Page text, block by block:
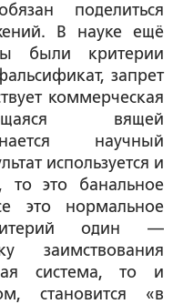
поделиться
В науке ещё
были критерии
запрет
коммерческая
вящей
научный
используется и
то это банальное
это нормальное
один —
заимствования
система, то и
становится «в